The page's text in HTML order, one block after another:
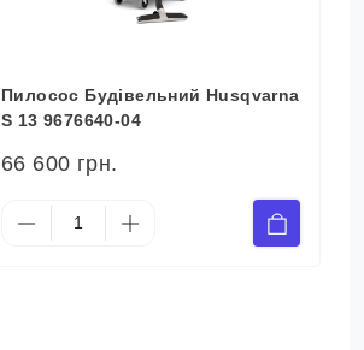
Пилосос Будівельний Husqvarna
S 13 9676640-04
66 600 грн.